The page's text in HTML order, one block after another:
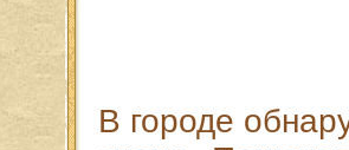
В городе